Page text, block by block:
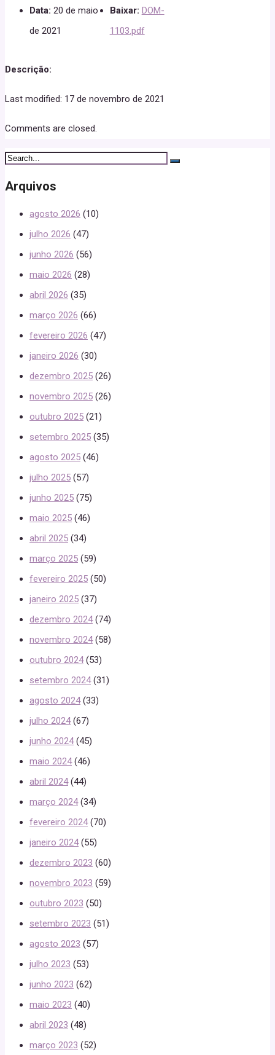
Data: 20 de maio
de 2021
Baixar: DOM-
1103.pdf
Descrição:
Last modified: 17 de novembro de 2021
Comments are closed.
Arquivos
agosto 2026 (10)
julho 2026 (47)
junho 2026 (56)
maio 2026 (28)
abril 2026 (35)
março 2026 (66)
fevereiro 2026 (47)
janeiro 2026 (30)
dezembro 2025 (26)
novembro 2025 (26)
outubro 2025 (21)
setembro 2025 (35)
agosto 2025 (46)
julho 2025 (57)
junho 2025 (75)
maio 2025 (46)
abril 2025 (34)
março 2025 (59)
fevereiro 2025 (50)
janeiro 2025 (37)
dezembro 2024(74)
novembro 2024(58)
outubro 2024(53)
setembro 2024(31)
agosto 2024(33)
julho 2024(67)
junho 2024(45)
maio 2024(46)
abril 2024(44)
março 2024(34)
fevereiro 2024(70)
janeiro 2024(55)
dezembro 2023 (60)
novembro 2023 (59)
outubro 2023 (50)
setembro 2023 (51)
agosto 2023 (57)
julho 2023 (53)
junho 2023 (62)
maio 2023 (40)
abril 2023 (48)
março 2023 (52)